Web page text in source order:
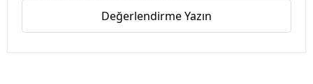
Değerlendirme Yazın